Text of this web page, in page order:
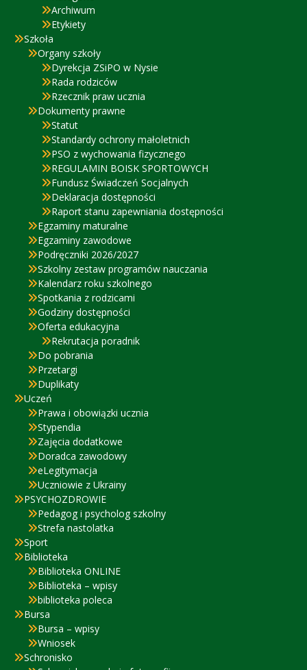
Archiwum
Etykiety
Szkoła
Organy szkoły
Dyrekcja ZSiPO w Nysie
Rada rodziców
Rzecznik praw ucznia
Dokumenty prawne
Statut
Standardy ochrony małoletnich
PSO z wychowania fizycznego
REGULAMIN BOISK SPORTOWYCH
Fundusz Świadczeń Socjalnych
Deklaracja dostępności
Raport stanu zapewniania dostępności
Egzaminy maturalne
Egzaminy zawodowe
Podręczniki 2026/2027
Szkolny zestaw programów nauczania
Kalendarz roku szkolnego
Spotkania z rodzicami
Godziny dostępności
Oferta edukacyjna
Rekrutacja poradnik
Do pobrania
Przetargi
Duplikaty
Uczeń
Prawa i obowiązki ucznia
Stypendia
Zajęcia dodatkowe
Doradca zawodowy
eLegitymacja
Uczniowie z Ukrainy
PSYCHOZDROWIE
Pedagog i psycholog szkolny
Strefa nastolatka
Sport
Biblioteka
Biblioteka ONLINE
Biblioteka – wpisy
biblioteka poleca
Bursa
Bursa – wpisy
Wniosek
Schronisko